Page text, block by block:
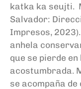
katka ka seujti.
Salvador:
Impresos,
anhela
que se pierde
acostumbrada.
se acompaña